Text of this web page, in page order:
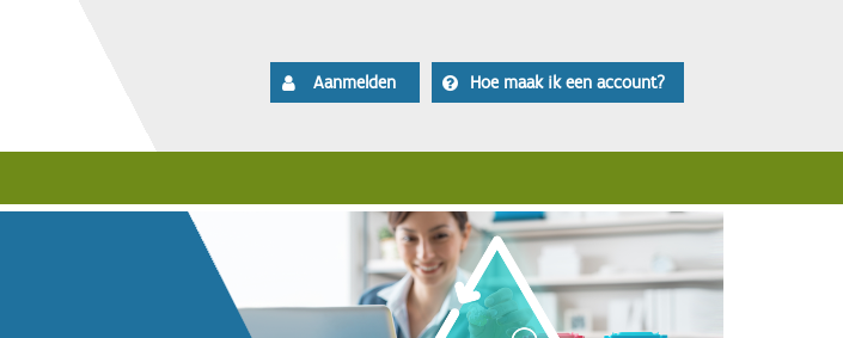
Aanmelden Hoe maak ik een account?